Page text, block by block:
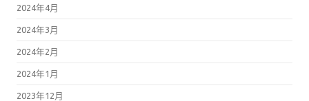
2024年4月
2024年3月
2024年2月
2024年1月
2023年12月